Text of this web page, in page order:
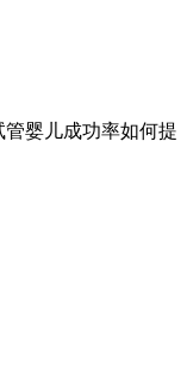
婴儿成功率如何提